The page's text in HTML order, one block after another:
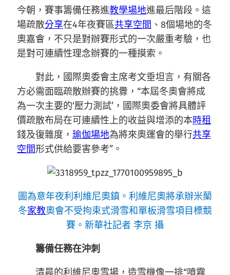
今朝，賽事籌備任務進教學場地進最后階段。這
場疏散分享在4年夜賽區共享空間 、8個場地的冬
奧嘉會，不只是對辦賽形式的一次嚴重考驗，也
是對可連續性理念辦賽的一種摸索。
對此，國際奧委會主席考文垂坦言，有關各
方必需面臨疏散辦賽的挑釁，“本屆冬奧會將成
為一次主要的‘壓力測試’，國際奧委會將具體評
價疏散布局在可連續性上的收益與增添的本時租
錢及復雜度， 瑜伽場地為將來奧運會的舉行共享
空間形式供給要害參考”。
圖為意年夜利利維尼奧鎮。利維尼奧將承辦米蘭
冬家教奧會不受拘束式滑雪和單板滑雪項目標競
賽。新華社記者 李京 攝
籌備任務在沖刺
清晨的利維尼奧雪場，造雪機像一排“噴霧